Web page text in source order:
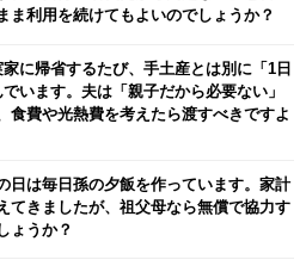
ま利用を続けてもよいのでしょうか？
に帰省するたび、手土産とは別に「1日
います。夫は「親子だから必要ない」
食費や光熱費を考えたら渡すべきですよ
日は毎日孫の夕飯を作っています。家計
てきましたが、祖父母なら無償で協力す
ょうか？